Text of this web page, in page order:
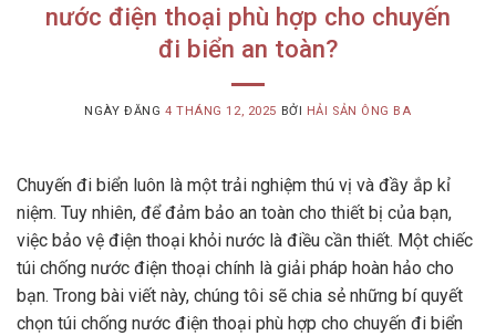
nước điện thoại phù hợp cho chuyến
đi biển an toàn?
NGÀY ĐĂNG 4 THÁNG 12, 2025 BỞI HẢI SẢN ÔNG BA
Chuyến đi biển luôn là một trải nghiệm thú vị và đầy ắp kỉ
niệm. Tuy nhiên, để đảm bảo an toàn cho thiết bị của bạn,
việc bảo vệ điện thoại khỏi nước là điều cần thiết. Một chiếc
túi chống nước điện thoại chính là giải pháp hoàn hảo cho
bạn. Trong bài viết này, chúng tôi sẽ chia sẻ những bí quyết
chọn túi chống nước điện thoại phù hợp cho chuyến đi biển